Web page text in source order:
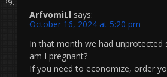
ArfvomiLl says:
October 16, 2024 at 5:20 pm
In that month we had unprotected
am I pregnant?
If you need to economize, order